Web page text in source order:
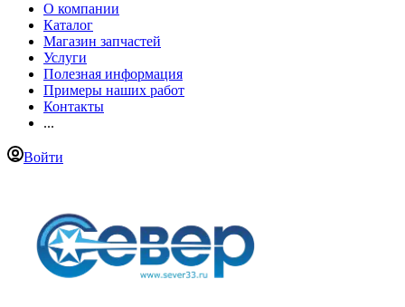
О компании
Каталог
Магазин запчастей
Услуги
Полезная информация
Примеры наших работ
Контакты
...
Войти